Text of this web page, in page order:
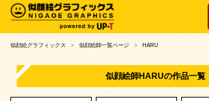
似顔絵グラフィックス 似顔絵師一覧ページ HARU
似顔絵師HARUの作品一覧